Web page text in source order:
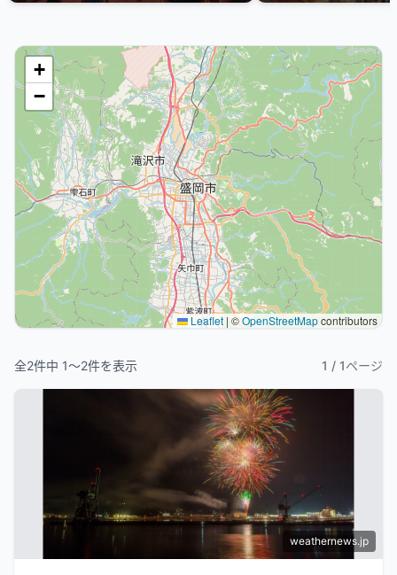
+
−
Leaflet | ©OpenStreetMapcontributors
全2件中 1〜2件を表示 1 / 1ページ
weathernews.jp